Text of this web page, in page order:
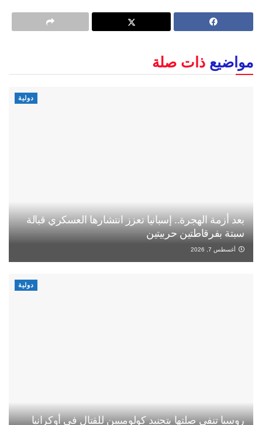
مواضيع ذات صلة
دولية
بعد أزمة الهجرة.. إسبانيا تعزز انتشارها العسكري قبالة
سبتة بفرقاطتين حربيتين
أغسطس 7, 2026
دولية
روسيا تنفي صلتها بتجنيد كولومبيين للقتال في أوكرانيا